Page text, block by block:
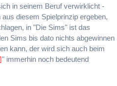
in seinem Beruf verwirklicht -
diesem Spielprinzip ergeben,
in "Die Sims" ist das
Sims bis dato nichts abgewinnen
kann, der wird sich auch beim
" immerhin noch bedeutend